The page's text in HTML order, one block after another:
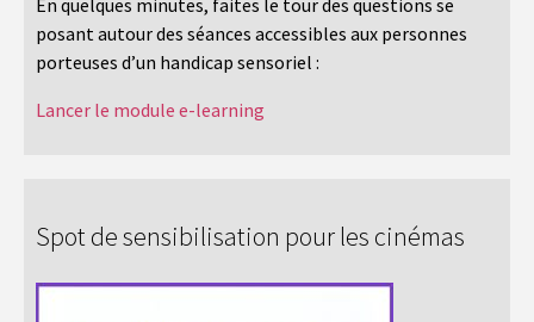
posant autour des séances accessibles aux personnes
porteuses d’un handicap sensoriel :
Lancer le module e-learning
Spot de sensibilisation pour les cinémas